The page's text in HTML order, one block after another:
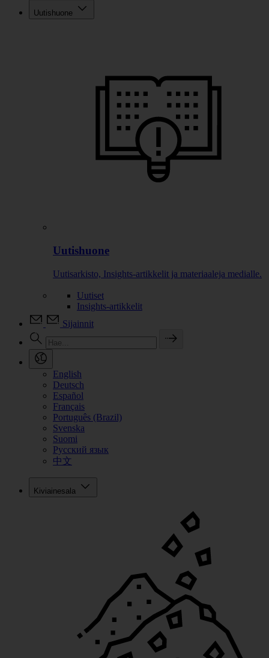
Uutishuone
Uutishuone
Uutisarkisto, Insights-artikkelit ja materiaaleja medialle.
Uutiset
Insights-artikkelit
Sijainnit
English
Deutsch
Español
Français
Português (Brazil)
Svenska
Suomi
Русский язык
中文
Kiviainesala